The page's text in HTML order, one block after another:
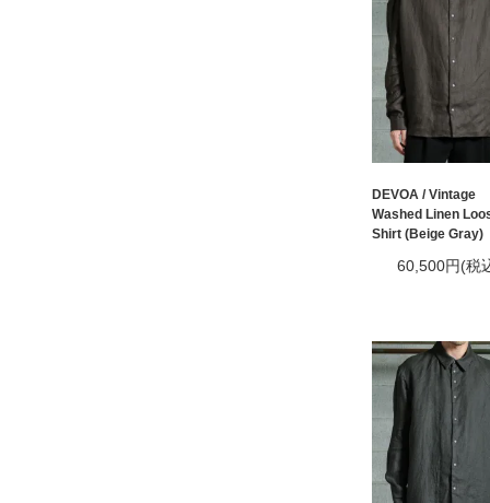
DEVOA / Vintage
Washed Linen
Shirt (Beige Gray)
60,500円(税